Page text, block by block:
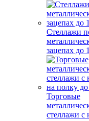
Стеллажи
зацепах до
Торговые
стеллажи с